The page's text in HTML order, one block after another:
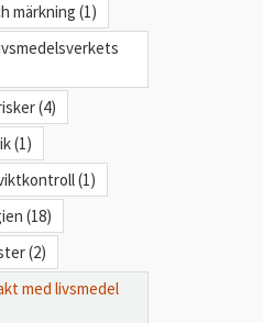
märkning (1)
(4)
(1)
(1)
(18)
(2)
med livsmedel